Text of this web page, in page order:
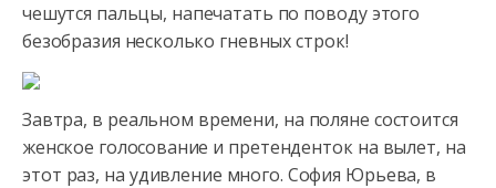
чешутся пальцы, напечатать по поводу этого
безобразия несколько гневных строк!
Завтра, в реальном времени, на поляне состоится
женское голосование и претенденток на вылет, на
этот раз, на удивление много. София Юрьева, в